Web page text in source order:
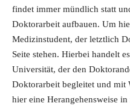
findet immer mündlich statt
Doktorarbeit aufbauen. Um
Medizinstudent, der letztlich
Seite stehen. Hierbei handelt
Universität, der den
Doktorarbeit begleitet und mit
hier eine Herangehensweise